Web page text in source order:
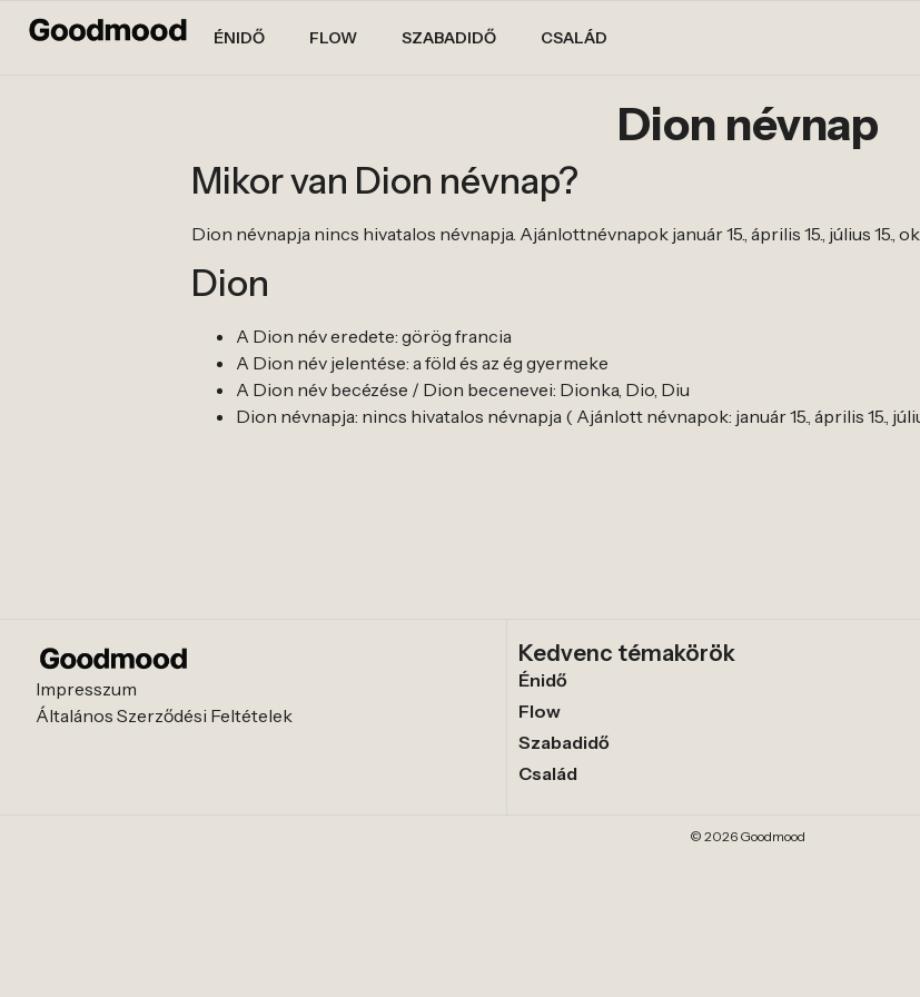
ÉNIDŐ FLOW SZABADIDŐ CSALÁD
Dion névnap
Mikor van Dion névnap?
Dion névnapja nincs hivatalos névnapja. Ajánlottnévnapok január 15., április 15., július 15.,
Dion
A Dion név eredete: görög francia
A Dion név jelentése: a föld és az ég gyermeke
A Dion név becézése / Dion becenevei: Dionka, Dio, Diu
Dion névnapja: nincs hivatalos névnapja ( Ajánlott névnapok: január 15., április 15.,
Impresszum
Általános Szerződési Feltételek
Kedvenc témakörök
Énidő
Flow
Szabadidő
Család
© 2026 Goodmood